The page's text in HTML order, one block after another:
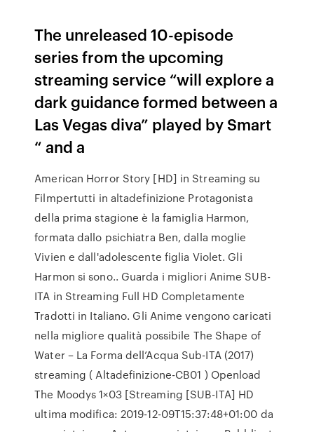
The unreleased 10-episode
series from the upcoming
streaming service “will explore a
dark guidance formed between a
Las Vegas diva” played by Smart
“ and a
American Horror Story [HD] in Streaming su
Filmpertutti in altadefinizione Protagonista
della prima stagione è la famiglia Harmon,
formata dallo psichiatra Ben, dalla moglie
Vivien e dall'adolescente figlia Violet. Gli
Harmon si sono.. Guarda i migliori Anime SUB-
ITA in Streaming Full HD Completamente
Tradotti in Italiano. Gli Anime vengono caricati
nella migliore qualità possibile The Shape of
Water – La Forma dell’Acqua Sub-ITA (2017)
streaming ( Altadefinizione-CB01 ) Openload
The Moodys 1×03 [Streaming [SUB-ITA] HD
ultima modifica: 2019-12-09T15:37:48+01:00 da